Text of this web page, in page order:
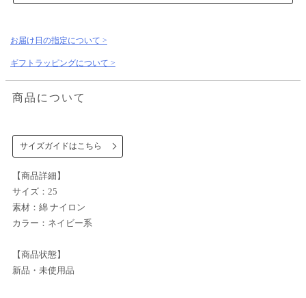
お届け日の指定について >
ギフトラッピングについて >
商品について
サイズガイドはこちら
【商品詳細】
サイズ：25
素材：綿 ナイロン
カラー：ネイビー系
【商品状態】
新品・未使用品